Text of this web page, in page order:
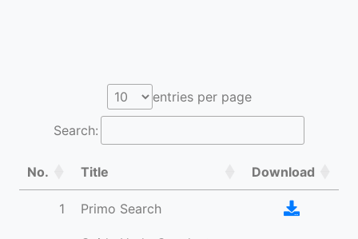
entries per page
Search:
No. Title Download
1 Primo Search